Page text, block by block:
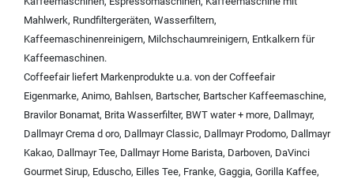
Mahlwerk, Rundfiltergeräten, Wasserfiltern,
Kaffeemaschinenreinigern, Milchschaumreinigern, Entkalkern für
Kaffeemaschinen.
Coffeefair liefert Markenprodukte u.a. von derCoffeefair
Eigenmarke, Animo, Bahlsen, Bartscher, Bartscher Kaffeemaschine,
Bravilor Bonamat, Brita Wasserfilter, BWT water + more, Dallmayr,
Dallmayr Crema d oro, Dallmayr Classic, Dallmayr Prodomo, Dallmayr
Kakao, Dallmayr Tee, Dallmayr Home Barista, Darboven, DaVinci
Gourmet Sirup, Eduscho, Eilles Tee, Franke, Gaggia, Gorilla Kaffee,